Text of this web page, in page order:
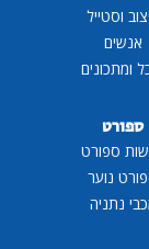
וסטייל
אנשים
ומתכונים
ספורט
ספורט
נוער
נתניה